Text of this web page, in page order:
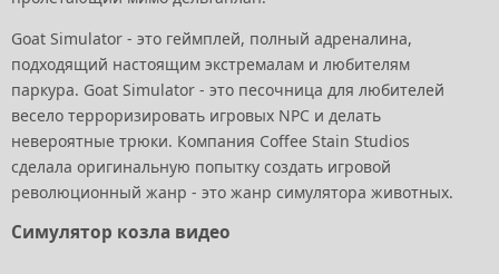
Goat Simulator - это геймплей, полный адреналина,
подходящий настоящим экстремалам и любителям
паркура. Goat Simulator - это песочница для любителей
весело терроризировать игровых NPC и делать
невероятные трюки. Компания Coffee Stain Studios
сделала оригинальную попытку создать игровой
революционный жанр - это жанр симулятора животных.
Симулятор козла видео